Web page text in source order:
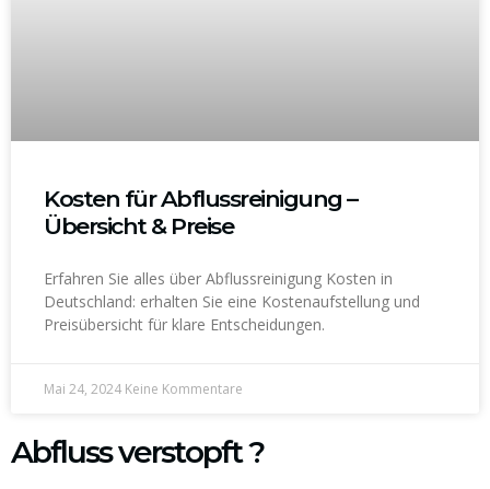
Kosten für Abflussreinigung –
Übersicht & Preise
Erfahren Sie alles über Abflussreinigung Kosten in
Deutschland: erhalten Sie eine Kostenaufstellung und
Preisübersicht für klare Entscheidungen.
Mai 24, 2024 Keine Kommentare
Abfluss verstopft ?